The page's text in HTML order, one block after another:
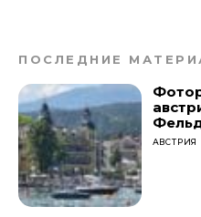
ПОСЛЕДНИЕ
АВСТРИЯ